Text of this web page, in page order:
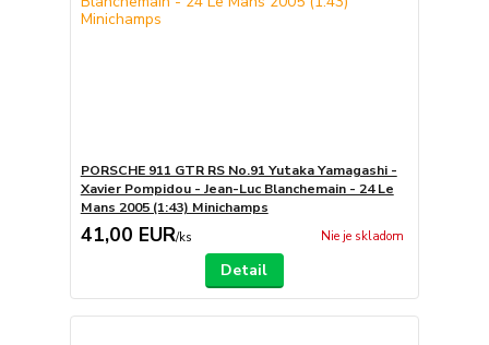
PORSCHE 911 GTR RS No.91 Yutaka Yamagashi -
Xavier Pompidou - Jean-Luc Blanchemain - 24 Le
Mans 2005 (1:43) Minichamps
41,00 EUR/ks Nie je skladom
Detail